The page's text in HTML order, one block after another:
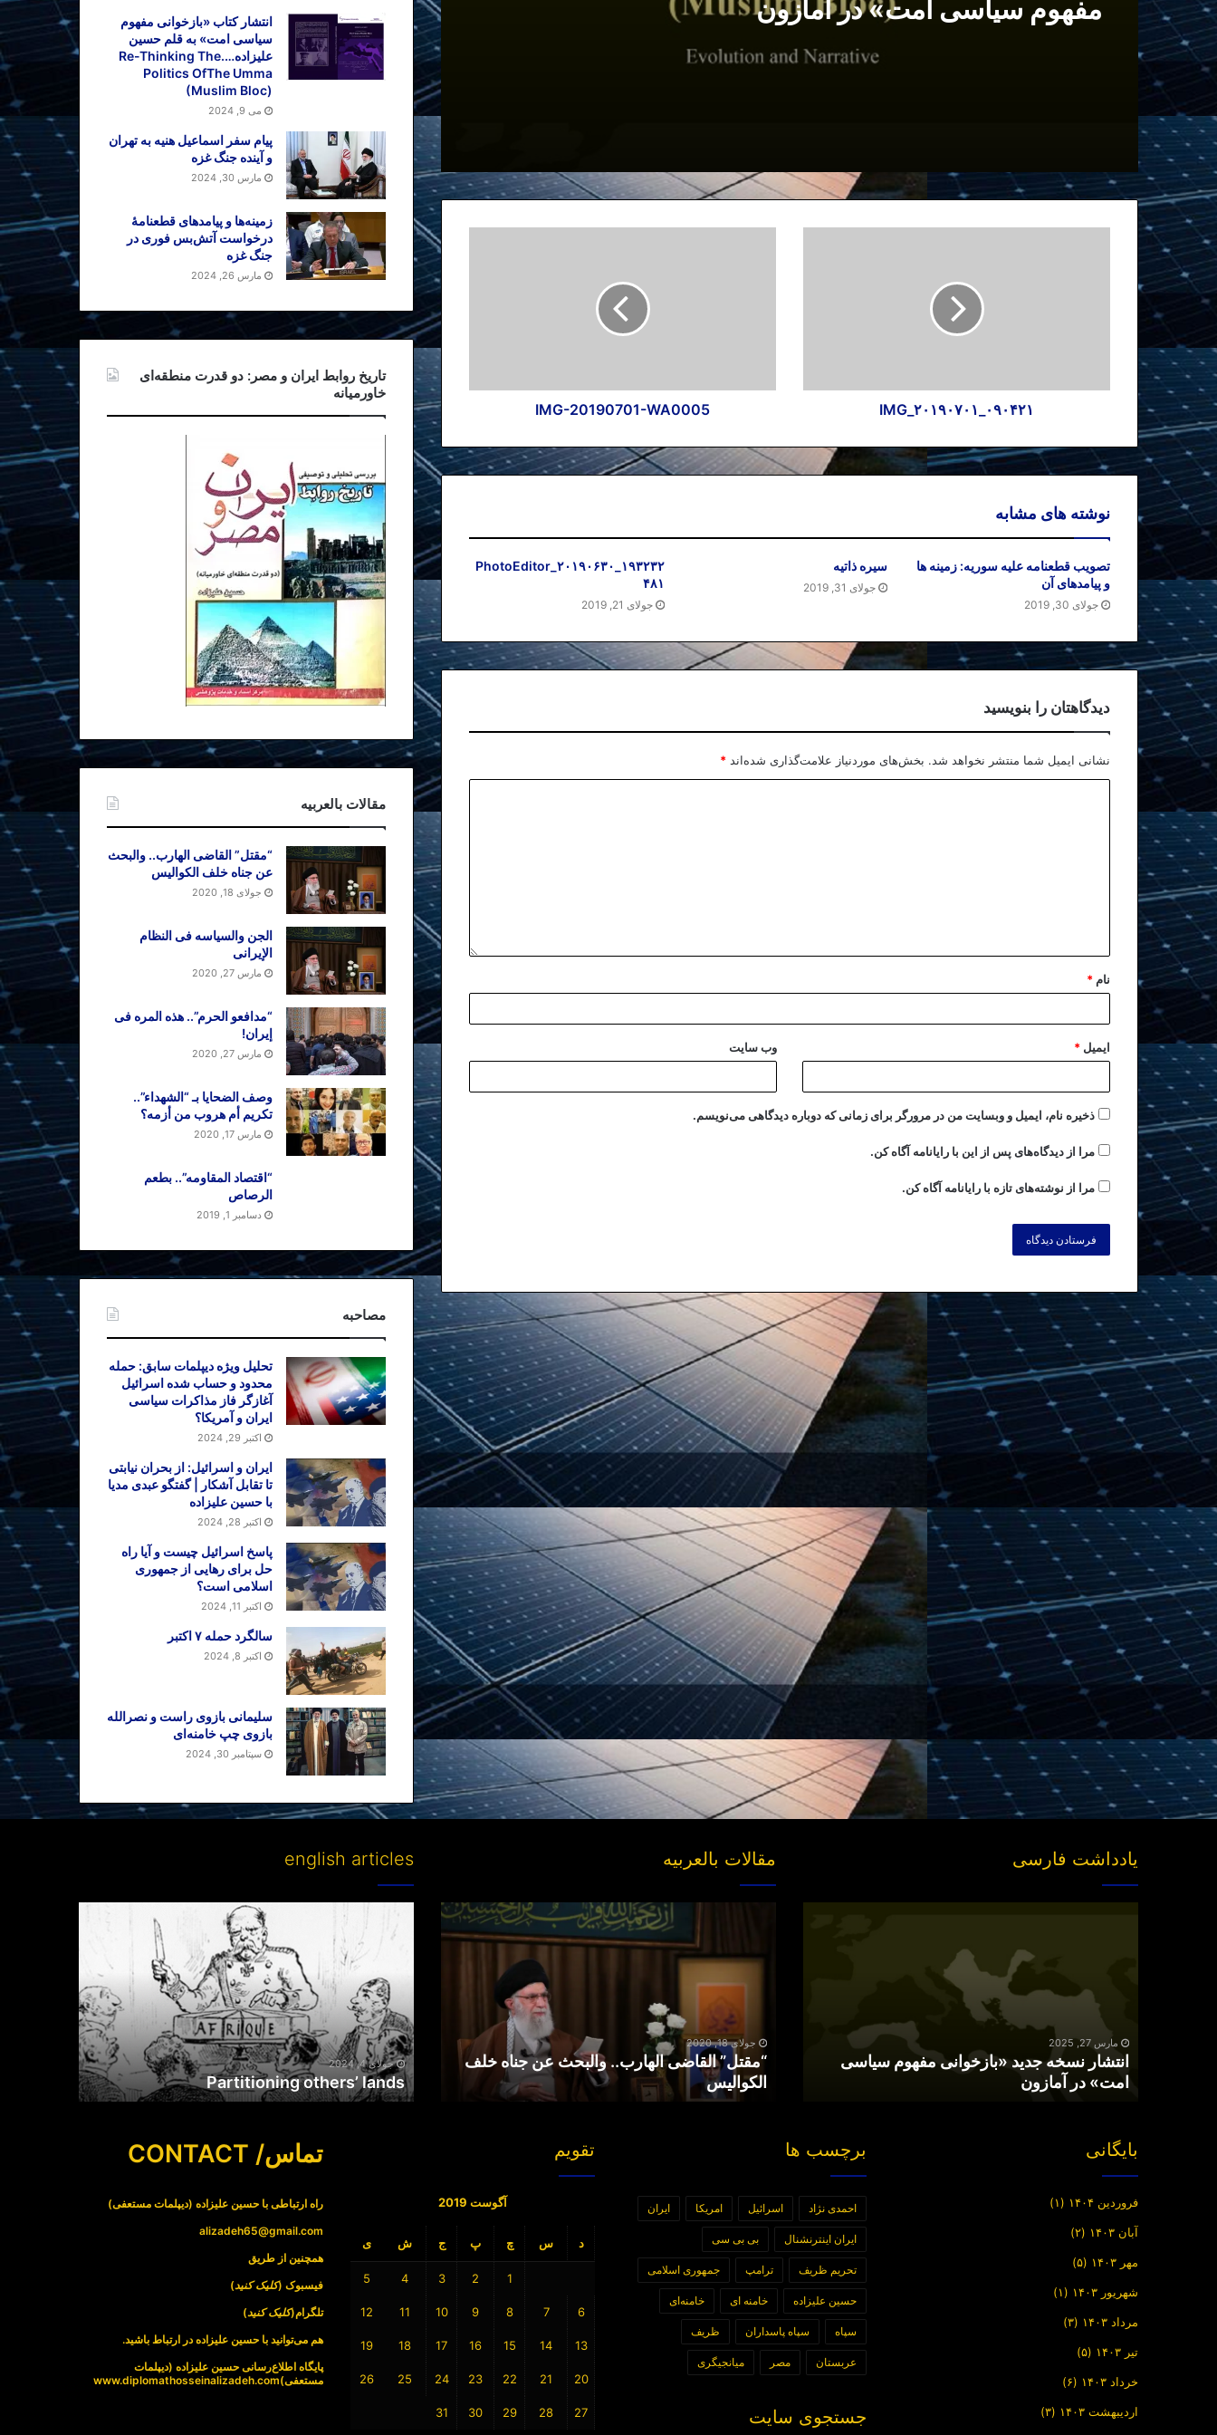
مفهوم سیاسی امت» در آمازون
مصاحبه من با برنامه پربیننده “پارازیت” در
IMG_۲۰۱۹۰۷۰۱_۰۹۰۴۲۱ IMG-20190701-WA0005
نوشته های مشابه
تصویب قطعنامه علیه سوریه: زمینه ها
و پیامدهای آن
جولای 30, 2019
سیره ذاتیه
جولای 31, 2019
PhotoEditor_۲۰۱۹۰۶۳۰_۱۹۳۲۳۲
۴۸۱
جولای 21, 2019
دیدگاهتان را بنویسید
نشانی ایمیل شما منتشر نخواهد شد. بخش‌های موردنیاز علامت‌گذاری شده‌اند *
نام *
ایمیل * وب‌ سایت
ذخیره نام، ایمیل و وبسایت من در مرورگر برای زمانی که دوباره دیدگاهی می‌نویسم.
مرا از دیدگاه‌های پس از این با رایانامه آگاه کن.
مرا از نوشته‌های تازه با رایانامه آگاه کن.
انتشار کتاب «بازخوانی مفهوم
سیاسی امت» به قلم حسین
علیزاده….Re-Thinking The
Politics OfThe Umma
(Muslim Bloc)
می 9, 2024
پیام سفر اسماعیل هنیه به تهران
و آینده جنگ غزه
مارس 30, 2024
زمینه‌ها و پیامدهای قطعنامهٔ
درخواست آتش‌بس فوری در
جنگ غزه
مارس 26, 2024
تاریخ روابط ایران و مصر: دو قدرت منطقه‌ای
خاورمیانه
مقالات بالعربیه
“مقتل” القاضی الهارب.. والبحث
عن جناه خلف الکوالیس
جولای 18, 2020
الجن والسیاسه فی النظام
اﻹیرانی
مارس 27, 2020
“مدافعو الحرم”.. هذه المره فی
إیران!
مارس 27, 2020
وصف الضحایا بـ “الشهداء”..
تکریم أم هروب من أزمه؟
مارس 17, 2020
“اقتصاد المقاومه”.. بطعم
الرصاص
دسامبر 1, 2019
مصاحبه
تحلیل ویژه دیپلمات سابق: حمله
محدود و حساب شده اسرائیل
آغازگر فاز مذاکرات سیاسی
ایران و آمریکا؟
اکتبر 29, 2024
ایران و اسرائیل: از بحران نیابتی
تا تقابل آشکار | گفتگو عبدی مدیا
با حسین علیزاده
اکتبر 28, 2024
پاسخ اسرائیل چیست و آیا راه
حل برای رهایی از جمهوری
اسلامی است؟
اکتبر 11, 2024
سالگرد حمله ۷ اکتبر
اکتبر 8, 2024
سلیمانی بازوی راست و نصرالله
بازوی چپ خامنه‌ای
سپتامبر 30, 2024
یادداشت فارسی
در
آمازون
مارس 27, 2025
انتشار نسخه جدید «بازخوانی مفهوم سیاسی
امت» در آمازون
مقالات بالعربیه
والبحث
الکوالیس
جولای 18, 2020
“مقتل” القاضی الهارب.. والبحث عن جناه خلف
الکوالیس
english articles
جولای 4, 2024
Partitioning others’ lands
بایگانی
فروردین ۱۴۰۴ (۱)
آبان ۱۴۰۳ (۲)
مهر ۱۴۰۳ (۵)
شهریور ۱۴۰۳ (۱)
مرداد ۱۴۰۳ (۳)
تیر ۱۴۰۳ (۵)
خرداد ۱۴۰۳ (۶)
اردیبهشت ۱۴۰۳ (۳)
برچسب ها
احمدی نژاد اسرائیل امریکا ایران
ایران اینترنشنال بی بی سی
تحریم ظریف ترامپ جمهوری اسلامی
حسین علیزاده خامنه ای خامنه‌ای
سپاه سپاه پاسداران ظریف
عربستان مصر میانجیگری
جستجوی سایت
تقویم
آگوست 2019
د س چ پ ج ش ی
1
2
3
4
5
6
7
8
9
10
11
12
13
14
15
16
17
18
19
20
21
22
23
24
25
26
27
28
29
30
31
تماس/ CONTACT
راه ارتباطی با حسین علیزاده (دیپلمات مستعفی)
alizadeh65@gmail.com
همچنین از طریق
فیسبوک (کلیک کنید)
تلگرام(کلیک کنید)
هم می‌توانید با حسین علیزاده در ارتباط باشید.
پایگاه اطلاع‌رسانی حسین علیزاده (دیپلمات
مستعفی)www.diplomathosseinalizadeh.com